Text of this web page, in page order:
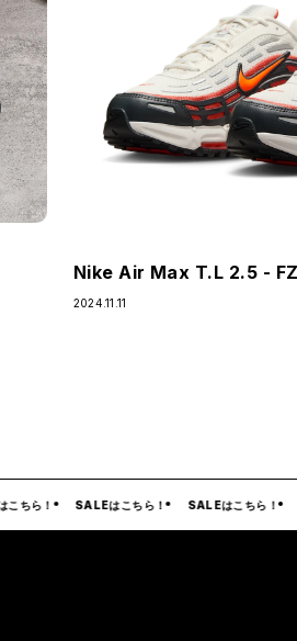
Nike Air Max T.L 2.5 -
2024.11.11
SALEはこちら！ SALEはこちら！ SALEは